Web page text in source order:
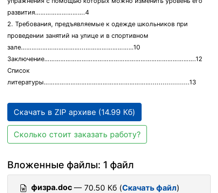
развития……………………….4
2. Требования, предъявляемые к одежде школьников при
проведении занятий на улице и в спортивном
зале……………………………...………………………10
Заключение………………………………………………………………………….12
Список
литературы……………………………………………………....................13
Скачать в ZIP архиве (14.99 Кб)
Сколько стоит заказать работу?
Вложенные файлы: 1 файл
физра.doc — 70.50 Кб (Скачать файл)